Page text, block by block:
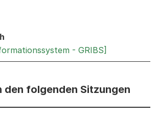
- GRIBS]
den folgenden Sitzungen
folgenden Sitzungen: Informationen